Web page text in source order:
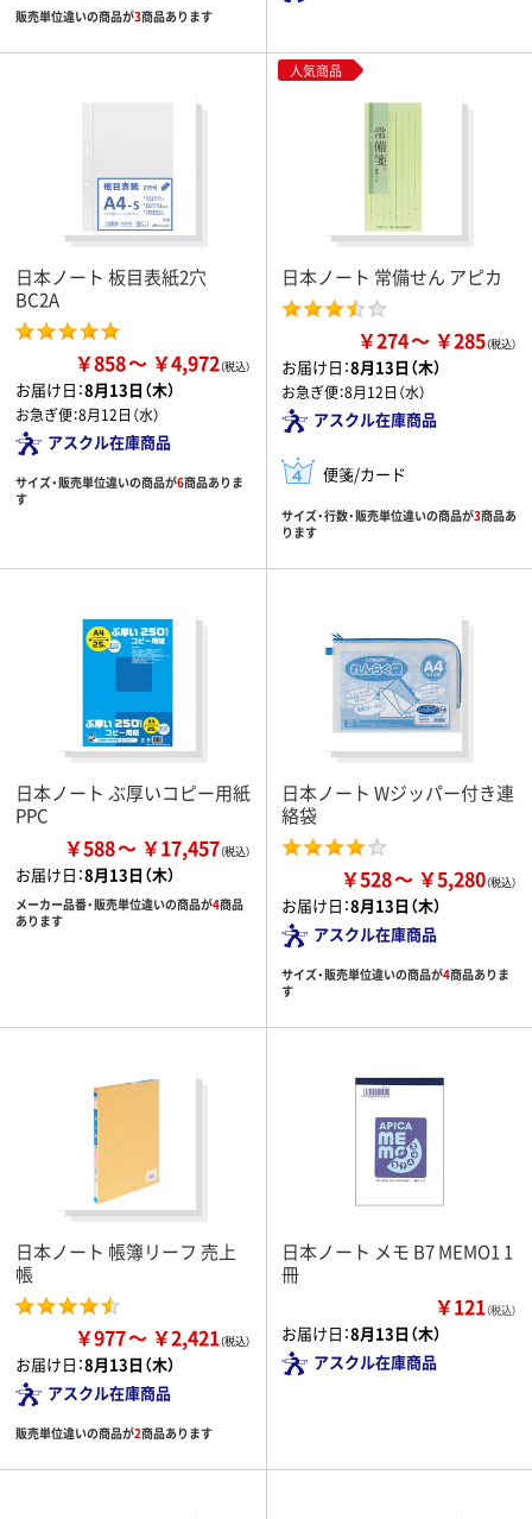
販売単位違いの商品が3商品あります
日本ノート 板目表紙2穴
BC2A
￥858 ￥4,972
お届け日：8月13日（木）
お急ぎ便：8月12日（水）
アスクル在庫商品
サイズ・販売単位違いの商品が6商品ありま
す
人気商品
日本ノート 常備せん アピカ
￥274 ￥285
お届け日：8月13日（木）
お急ぎ便：8月12日（水）
アスクル在庫商品
便箋/カード
サイズ・行数・販売単位違いの商品が3商品あ
ります
日本ノート ぶ厚いコピー用紙
PPC
￥588 ￥17,457
お届け日：8月13日（木）
メーカー品番・販売単位違いの商品が4商品
あります
日本ノート Wジッパー付き連
絡袋
￥528 ￥5,280
お届け日：8月13日（木）
アスクル在庫商品
サイズ・販売単位違いの商品が4商品ありま
す
日本ノート 帳簿リーフ 売上
帳
￥977 ￥2,421
お届け日：8月13日（木）
アスクル在庫商品
販売単位違いの商品が2商品あります
日本ノート メモ B7 MEMO1 1
冊
￥121（税込）
お届け日：8月13日（木）
アスクル在庫商品